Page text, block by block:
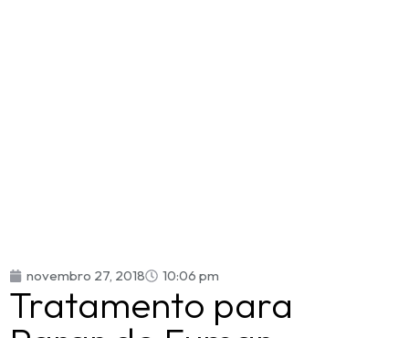
novembro 27, 2018 10:06 pm
Tratamento para